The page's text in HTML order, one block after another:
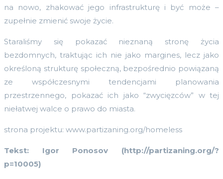
na nowo, zhakować jego infrastrukturę i być może –
zupełnie zmienić swoje życie.
Staraliśmy się pokazać nieznaną stronę życia
bezdomnych, traktując ich nie jako margines, lecz jako
określoną strukturę społeczną, bezpośrednio powiązaną
ze współczesnymi tendencjami planowania
przestrzennego, pokazać ich jako “zwycięzców” w tej
niełatwej walce o prawo do miasta.
strona projektu: www.partizaning.org/homeless
Tekst: Igor Ponosov (http://partizaning.org/?
p=10005)